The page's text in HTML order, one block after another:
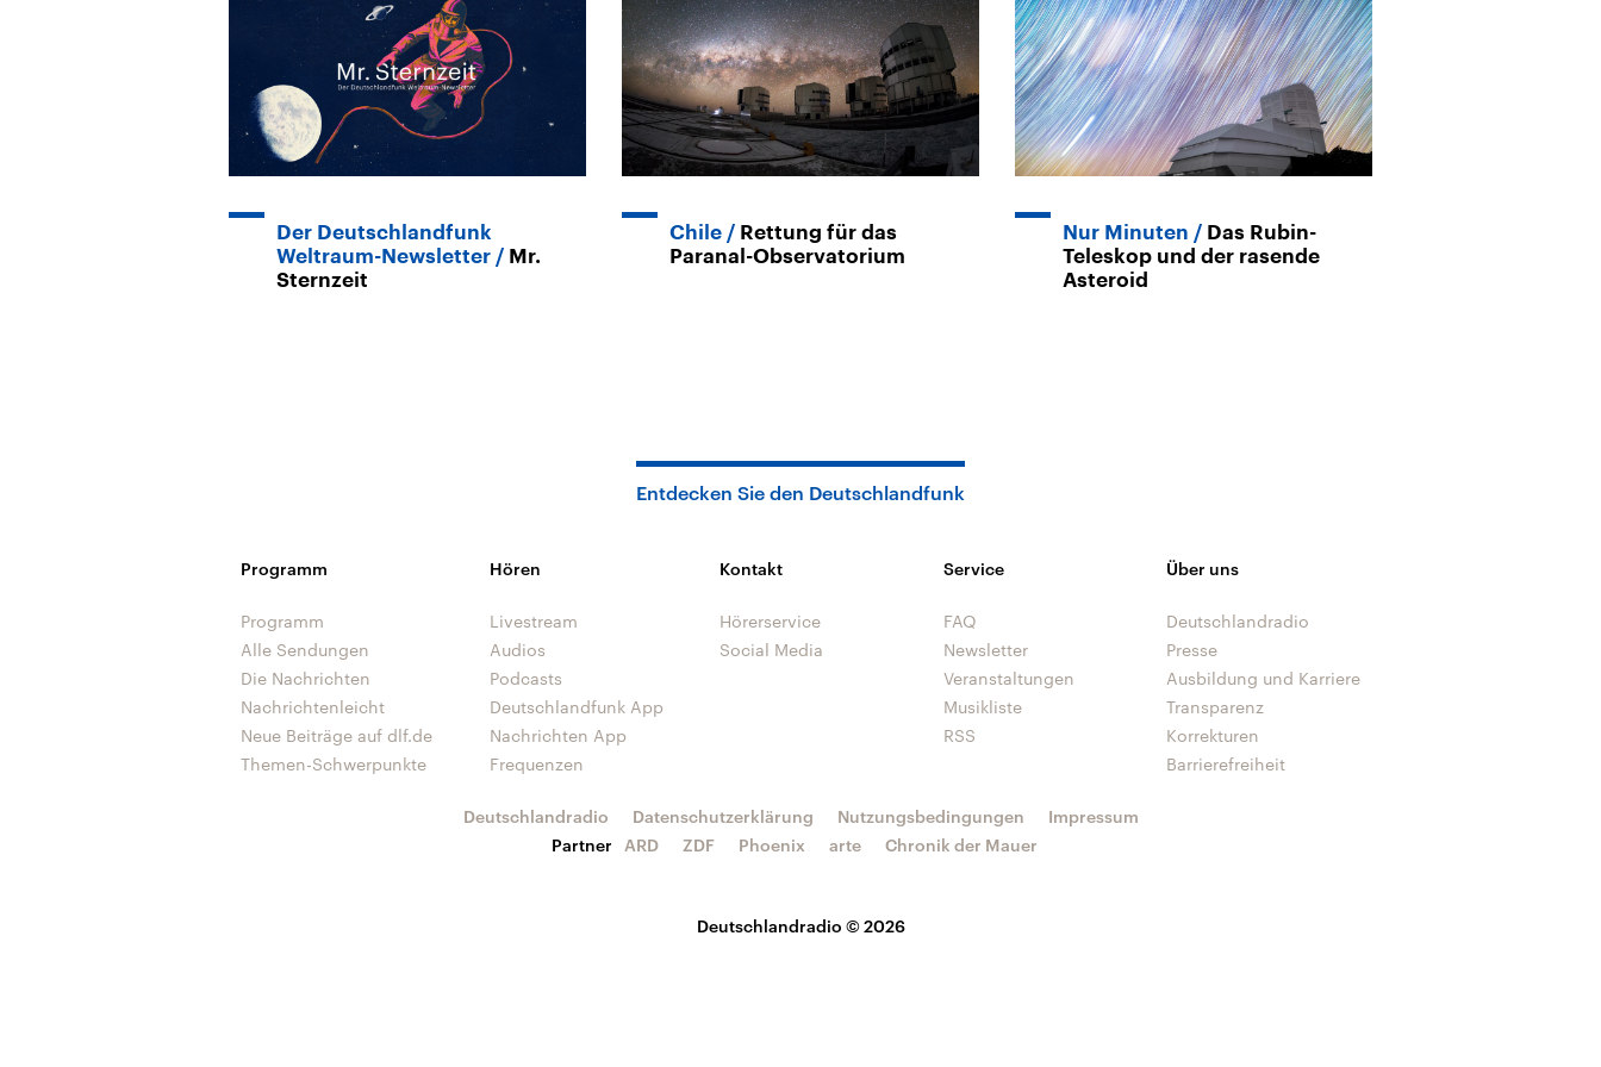
Der Deutschlandfunk
Weltraum-Newsletter
Mr.
Sternzeit
Chile
Rettung für das
Paranal-Observatorium
Nur Minuten
Das Rubin-
Teleskop und der rasende
Asteroid
Entdecken Sie den Deutschlandfunk
Programm
Programm
Alle Sendungen
Die Nachrichten
Nachrichtenleicht
Neue Beiträge auf dlf.de
Themen-Schwerpunkte
Hören
Livestream
Audios
Podcasts
Deutschlandfunk App
Nachrichten App
Frequenzen
Kontakt
Hörerservice
Social Media
Service
FAQ
Newsletter
Veranstaltungen
Musikliste
RSS
Über uns
Deutschlandradio
Presse
Ausbildung und Karriere
Transparenz
Korrekturen
Barrierefreiheit
Deutschlandradio © 2026
Deutschlandradio Datenschutzerklärung Nutzungsbedingungen
Impressum
Partner
ARD ZDF Phoenix arte Chronik der Mauer